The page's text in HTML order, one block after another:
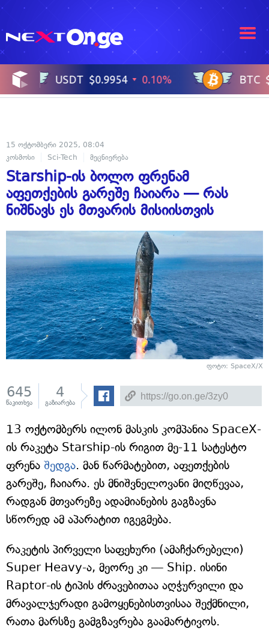
15 ოქტომბერი 2025, 08:04
კოსმოსი
Sci-Tech მეცნიერება
Starship-ის ბოლო ფრენამ
აფეთქების გარეშე ჩაიარა — რას
ნიშნავს ეს მთვარის მისიისთვის
ფოტო: SpaceX/X
645
წაკითხვა
4
გაზიარება
13 ოქტომბერს ილონ მასკის კომპანია SpaceX-
ის რაკეტა Starship-ის რიგით მე-11 სატესტო
ფრენა შედგა. მან წარმატებით, აფეთქების
გარეშე, ჩაიარა. ეს მნიშვნელოვანი მიღწევაა,
რადგან მთვარეზე ადამიანების გაგზავნა
სწორედ ამ აპარატით იგეგმება.
რაკეტის პირველი საფეხური (ამაჩქარებელი)
Super Heavy-ა, მეორე კი — Ship. ისინი
Raptor-ის ტიპის ძრავებითაა აღჭურვილი და
მრავალჯერადი გამოყენებისთვისაა შექმნილი,
რათა მარსზე გამგზავრება გაამარტივოს.